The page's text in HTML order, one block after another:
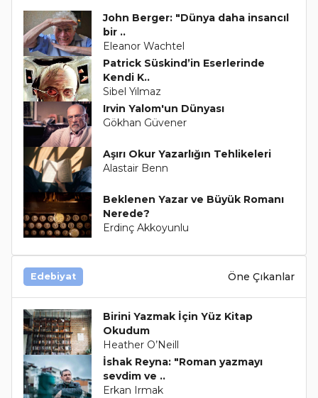
John Berger: "Dünya daha insancıl
bir ..
Eleanor Wachtel
Patrick Süskind’in Eserlerinde
Kendi K..
Sibel Yılmaz
Irvin Yalom'un Dünyası
Gökhan Güvener
Aşırı Okur Yazarlığın Tehlikeleri
Alastair Benn
Beklenen Yazar ve Büyük Romanı
Nerede?
Erdinç Akkoyunlu
Edebiyat Öne Çıkanlar
Birini Yazmak İçin Yüz Kitap
Okudum
Heather O’Neill
İshak Reyna: "Roman yazmayı
sevdim ve ..
Erkan Irmak